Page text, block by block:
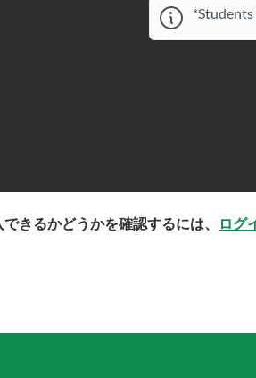
きるかどうかを確認するには、 ログ